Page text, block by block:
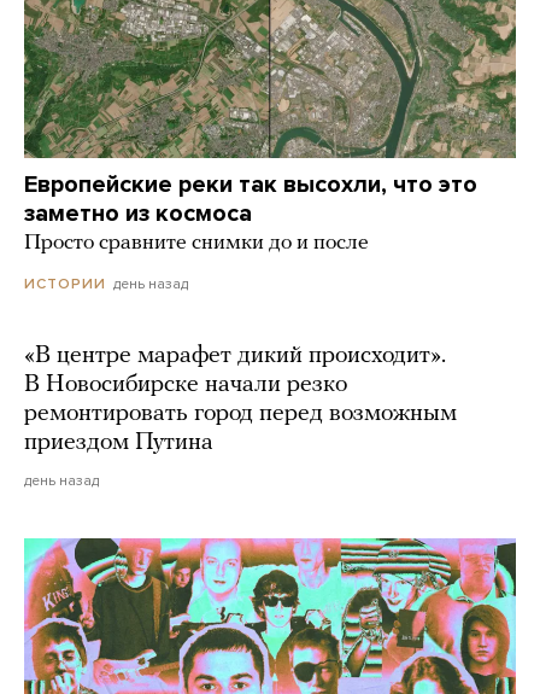
Европейские реки так высохли, что это
заметно из космоса
Просто сравните снимки до и после
ИСТОРИИ день назад
«В центре марафет дикий происходит».
В Новосибирске начали резко
ремонтировать город перед возможным
приездом Путина
день назад